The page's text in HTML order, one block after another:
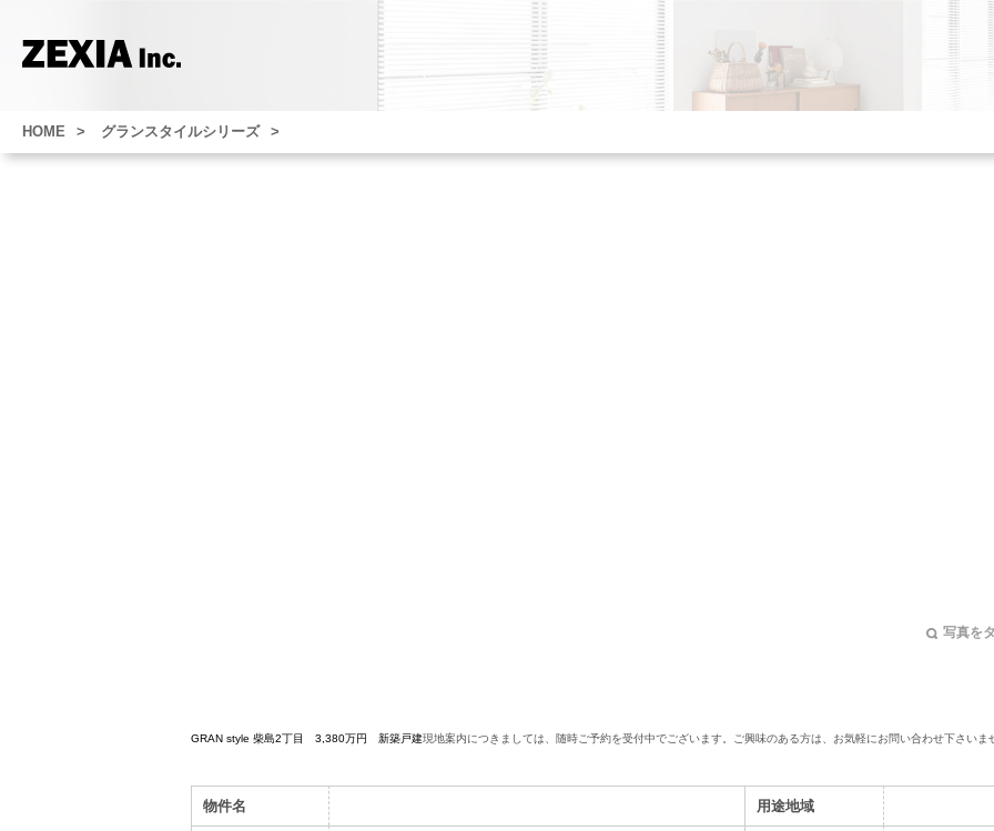
HOME グランスタイルシリーズ
写真を
GRAN style 柴島2丁目 3,380万円 新築戸建現地案内につきましては、随時ご予約を受付中でございます。 ご興味のある方は、お気軽にお問い合わせ下さいま
物件名 用途地域